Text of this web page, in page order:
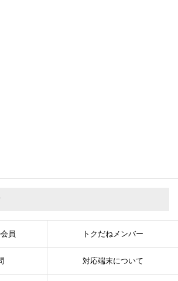
員 トクだねメンバー
対応端末について